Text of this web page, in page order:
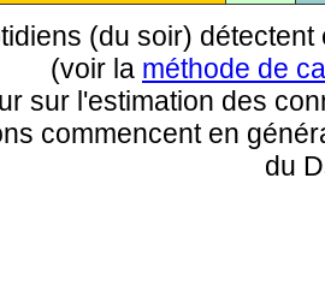
(du soir)
(voir la méthode de
sur l'estimation des
commencent en
du